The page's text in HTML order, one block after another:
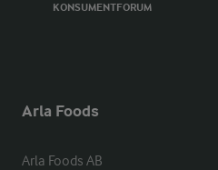
KONSUMENTFORUM
Arla Foods
Arla Foods AB